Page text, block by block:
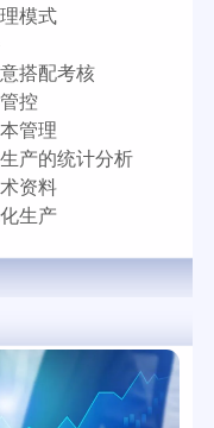
模式
搭配考核
控
管理
产的统计分析
资料
生产